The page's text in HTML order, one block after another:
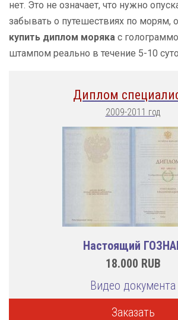
нет. Это не означает, что нужно
забывать о путешествиях по морям,
купить диплом моряка с
штампом реально в течение 5-10
Диплом
2009-2011 год
Настоящий
18.000 RUB
Видео документа
Заказать